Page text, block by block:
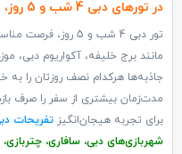
در تورهای دبی 4 شب و 5 روز، از چه جاذبه‌هایی دیدن کنیم؟
تور دبی 4 شب و 5 روز، فرصت مناسبی است که از مهم‌ترین
مانند برج خلیفه، آکواریوم دبی،
جاذبه‌ها هرکدام نصف روزتان را
مدت‌زمان بیشتری از سفر را صرف
برای تجربه هیجان‌انگیز تفریحات
شهربازی‌های دبی، سافاری،